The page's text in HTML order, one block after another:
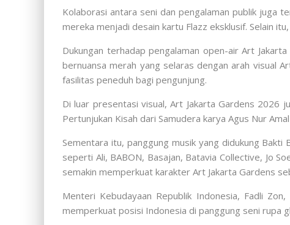
Kolaborasi antara seni dan pengalaman publik juga
mereka menjadi desain kartu Flazz eksklusif. Selain
Dukungan terhadap pengalaman open-air Art
bernuansa merah yang selaras dengan arah visual
fasilitas peneduh bagi pengunjung.
Di luar presentasi visual, Art Jakarta Gardens 2026
Pertunjukan Kisah dari Samudera karya Agus Nur
Sementara itu, panggung musik yang didukung
seperti Ali, BABON, Basajan, Batavia Collective, Jo
semakin memperkuat karakter Art Jakarta Gardens
Menteri Kebudayaan Republik Indonesia, Fadli Zon,
memperkuat posisi Indonesia di panggung seni rupa